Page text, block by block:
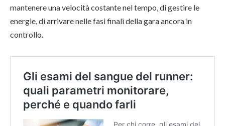
mantenere una velocità costante nel tempo, di gestire le
energie, di arrivare nelle fasi finali della gara ancora in
controllo.